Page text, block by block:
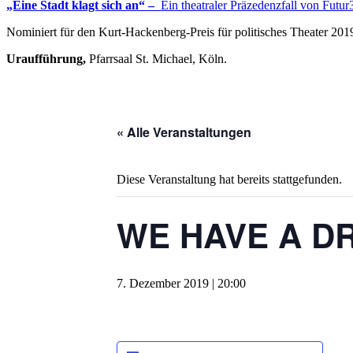
„Eine Stadt klagt sich an“ – Ein theatraler Präzedenzfall von
Nominiert für den Kurt-Hackenberg-Preis für politisches Theater
Uraufführung, Pfarrsaal St. Michael, Köln.
« Alle Veranstaltungen
Diese Veranstaltung hat bereits stattgefunden.
WE HAVE A
7. Dezember 2019 | 20:00